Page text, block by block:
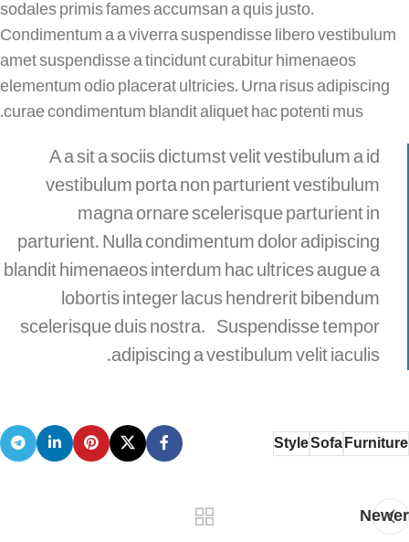
sodales primis fames accumsan a quis justo.
Condimentum a a viverra suspendisse libero vestibulum
amet suspendisse a tincidunt curabitur himenaeos
elementum odio placerat ultricies. Urna risus adipiscing
curae condimentum blandit aliquet hac potenti mus.
A a sit a sociis dictumst velit vestibulum a id
vestibulum porta non parturient vestibulum
magna ornare scelerisque parturient in
parturient. Nulla condimentum dolor adipiscing
blandit himenaeos interdum hac ultrices augue a
lobortis integer lacus hendrerit bibendum
scelerisque duis nostra. Suspendisse tempor
adipiscing a vestibulum velit iaculis.
Furniture
Sofa
Style
Newer